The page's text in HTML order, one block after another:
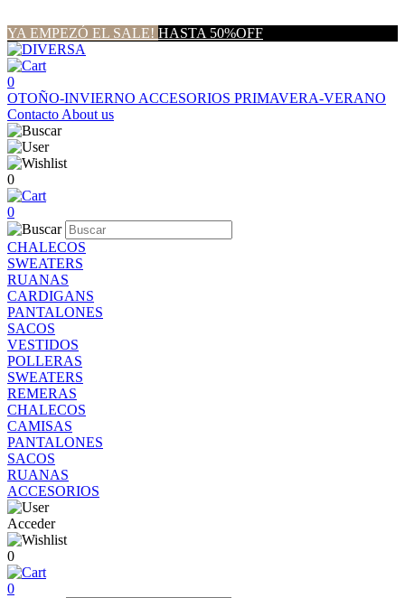
YA EMPEZÓ EL SALE! HASTA 50%OFF
0
OTOÑO-INVIERNO ACCESORIOS PRIMAVERA-VERANO
Contacto About us
0
0
CHALECOS
SWEATERS
RUANAS
CARDIGANS
PANTALONES
SACOS
VESTIDOS
POLLERAS
SWEATERS
REMERAS
CHALECOS
CAMISAS
PANTALONES
SACOS
RUANAS
ACCESORIOS
Acceder
0
0